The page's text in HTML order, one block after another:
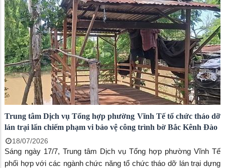
Trung tâm Dịch vụ Tổng hợp phường Vĩnh Tế tổ chức tháo dỡ
lán trại lấn chiếm phạm vi bảo vệ công trình bờ Bắc Kênh Đào
18/07/2026
Sáng ngày 17/7, Trung tâm Dịch vụ Tổng hợp phường Vĩnh Tế
phối hợp với các ngành chức năng tổ chức tháo dỡ lán trại dựng